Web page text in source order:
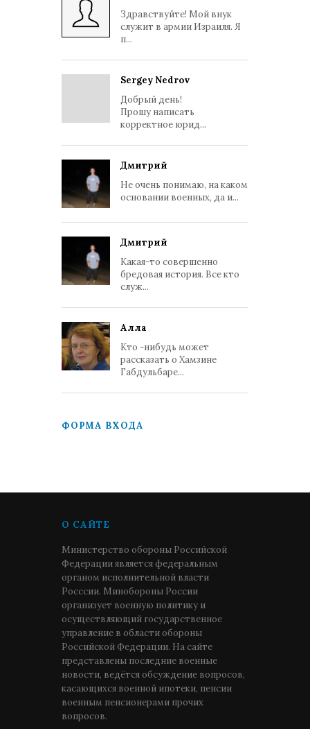
Здравствуйте! Мой внук
служит в армии Израиля. Я
п...
Sergey Nedrov
Добрый день!
Прошу написать
корректное юрид...
Дмитрий
Не очень понимаю, на каком
основании военных, да и...
Дмитрий
Какая-то совершенно
бредовая история. Все кто
служ...
Алла
Кто -нибудь может
рассказать о Хамзине
Габдульбаре...
ФОРМА ВХОДА
О САЙТЕ
Министерство обороны Российской
Федерации является федеральным
органом исполнительной власти
Росссии. Минобороны России
организует военную политику и
осуществляющий государственное
управление в области обороны
Российской Федерации. На сайте
представлены последние военные
новости, ведётся обсуждение вопросов,
касающихся военной ипотеки, пенсии
военным пенсионерами прочих
вопросов.